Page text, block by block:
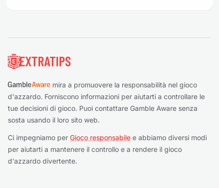
mira a promuovere la responsabilità nel gioco
d'azzardo. Forniscono informazioni per aiutarti a controllare le
tue decisioni di gioco. Puoi contattare Gamble Aware senza
sosta usando il loro sito web.
Ci impegniamo per Gioco responsabile e abbiamo diversi modi
per aiutarti a mantenere il controllo e a rendere il gioco
d'azzardo divertente.